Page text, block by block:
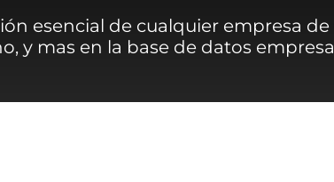
esencial de cualquier empresa
y mas en la base de datos